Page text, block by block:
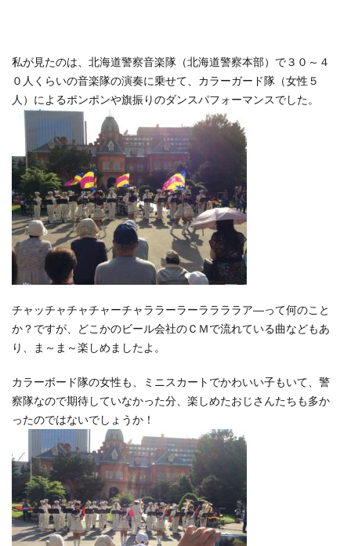
私が見たのは、北海道警察音楽隊（北海道警察本部）で３０～４
０人くらいの音楽隊の演奏に乗せて、カラーガード隊（女性５
人）によるポンポンや旗振りのダンスパフォーマンスでした。
チャッチャチャチャーチャララーラーララララア―って何のこと
か？ですが、どこかのビール会社のＣＭで流れている曲などもあ
り、ま～ま～楽しめましたよ。
カラーボード隊の女性も、ミニスカートでかわいい子もいて、警
察隊なので期待していなかった分、楽しめたおじさんたちも多か
ったのではないでしょうか！